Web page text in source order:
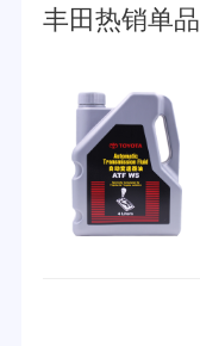
丰田热销单品